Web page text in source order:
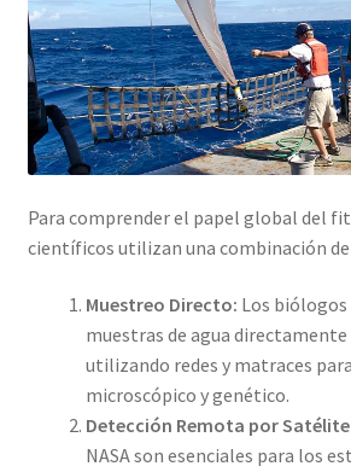
Para comprender el papel global del
científicos utilizan una combinación
Muestreo Directo: Los
muestras de agua directamente
utilizando redes y matraces
microscópico y genético.
Detección Remota por
NASA son esenciales para los